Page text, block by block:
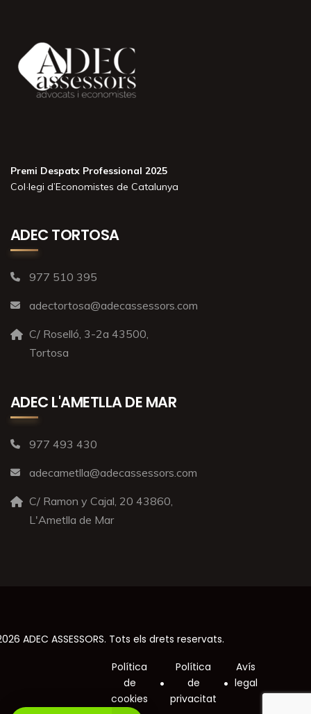
Premi Despatx Professional 2025
Col·legi d’Economistes de Catalunya
ADEC TORTOSA
977 510 395
adectortosa@adecassessors.com
C/ Roselló, 3-2a 43500,
Tortosa
ADEC L'AMETLLA DE MAR
977 493 430
adecametlla@adecassessors.com
C/ Ramon y Cajal, 20 43860,
L'Ametlla de Mar
ADEC ASSESSORS. Tots els drets reservats.
Política
de
cookies
Política
de
privacitat
Avís
legal